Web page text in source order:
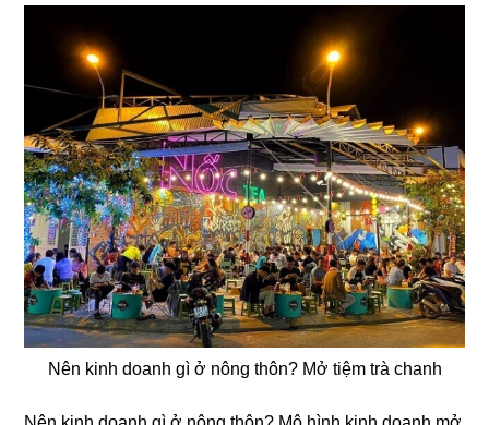
Nên kinh doanh gì ở nông thôn? Mở tiệm trà chanh